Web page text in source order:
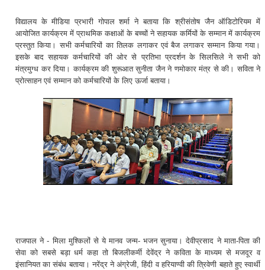
विद्यालय के मीडिया प्रभारी गोपाल शर्मा ने बताया कि श्रीसंतोष जैन ऑडिटोरियम में
आयोजित कार्यक्रम में प्राथमिक कक्षाओं के बच्चों ने सहायक कर्मियों के सम्मान में कार्यक्रम
प्रस्तुत किया। सभी कर्मचारियों का तिलक लगाकर एवं बैज लगाकर सम्मान किया गया।
इसके बाद सहायक कर्मचारियों की ओर से प्रतिभा प्रदर्शन के सिलसिले ने सभी को
मंत्रमुग्ध कर दिया। कार्यक्रम की शुरूआत सुनीता जैन ने णमोकार मंत्र से की। सविता ने
प्रोत्साहन एवं सम्मान को कर्मचारियों के लिए ऊर्जा बताया।
राजपाल ने - मिला मुश्किलों से ये मानव जन्म- भजन सुनाया। देवीप्रसाद ने माता-पिता की
सेवा को सबसे बड़ा धर्म कहा तो बिजलीकर्मी देवेंद्र ने कविता के माध्यम से मजदूर व
इंसानियत का संबंध बताया। नरेंद्र ने अंग्रेजी, हिंदी व हरियाण्वी की त्रिवेणी बहाते हुए स्वार्थी